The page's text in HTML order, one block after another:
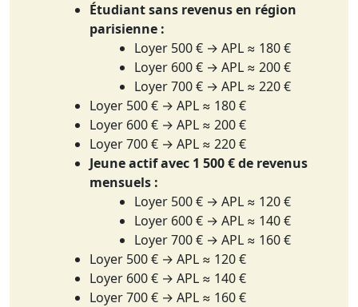
Étudiant sans revenus en région
parisienne :
Loyer 500 € → APL ≈ 180 €
Loyer 600 € → APL ≈ 200 €
Loyer 700 € → APL ≈ 220 €
Loyer 500 € → APL ≈ 180 €
Loyer 600 € → APL ≈ 200 €
Loyer 700 € → APL ≈ 220 €
Jeune actif avec 1 500 € de revenus
mensuels :
Loyer 500 € → APL ≈ 120 €
Loyer 600 € → APL ≈ 140 €
Loyer 700 € → APL ≈ 160 €
Loyer 500 € → APL ≈ 120 €
Loyer 600 € → APL ≈ 140 €
Loyer 700 € → APL ≈ 160 €